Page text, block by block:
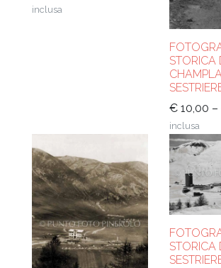
inclusa
STORICA
€ 10,00 –
inclusa
STORICA